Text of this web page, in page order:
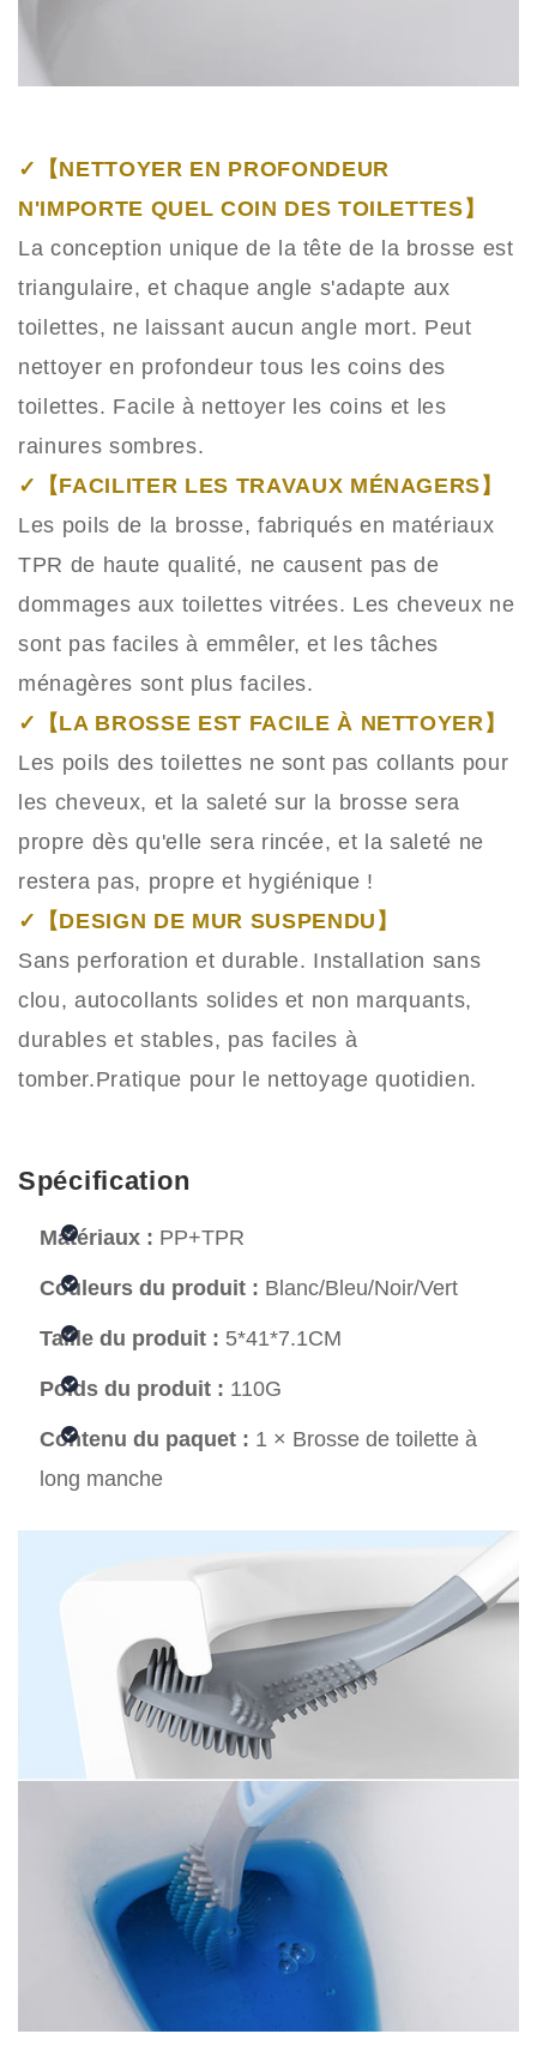
✓【NETTOYER EN PROFONDEUR
N'IMPORTE QUEL COIN DES TOILETTES】
La conception unique de la tête de la brosse est
triangulaire, et chaque angle s'adapte aux
toilettes, ne laissant aucun angle mort. Peut
nettoyer en profondeur tous les coins des
toilettes. Facile à nettoyer les coins et les
rainures sombres.
✓【FACILITER LES TRAVAUX MÉNAGERS】
Les poils de la brosse, fabriqués en matériaux
TPR de haute qualité, ne causent pas de
dommages aux toilettes vitrées. Les cheveux ne
sont pas faciles à emmêler, et les tâches
ménagères sont plus faciles.
✓【LA BROSSE EST FACILE À NETTOYER】
Les poils des toilettes ne sont pas collants pour
les cheveux, et la saleté sur la brosse sera
propre dès qu'elle sera rincée, et la saleté ne
restera pas, propre et hygiénique !
✓【DESIGN DE MUR SUSPENDU】
Sans perforation et durable. Installation sans
clou, autocollants solides et non marquants,
durables et stables, pas faciles à
tomber.Pratique pour le nettoyage quotidien.
Spécification
Matériaux : PP+TPR
Couleurs du produit : Blanc/Bleu/Noir/Vert
Taille du produit : 5*41*7.1CM
Poids du produit : 110G
Contenu du paquet : 1 × Brosse de toilette à
long manche